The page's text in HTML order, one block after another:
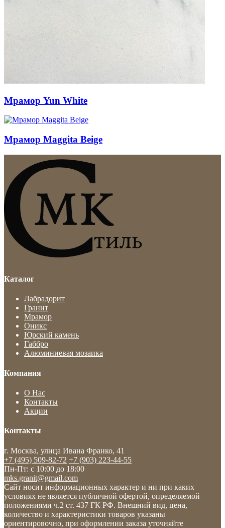
Мрамор Yun White
Мрамор Maggita Beige
Каталог
Лабрадорит
Гранит
Мрамор
Оникс
Юрский камень
Габбро
Алюминиевая мозаика
Компания
О Нас
Контакты
Акции
Контакты
г. Москва, улица Ивана Франко, 41
+7 (495) 509-82-72 +7 (903) 223-44-55
Пн-Пт: c 10:00 до 18:00
mks.granit@gmail.com
Сайт носит информационных характер и ни при каких
условиях не является публичной офертой, определяемой
положениями ч.2 ст. 437 ГК РФ. Внешний вид, цена,
количество и характеристики товаров указаны
ориентировочно, при оформлении заказа уточняйте